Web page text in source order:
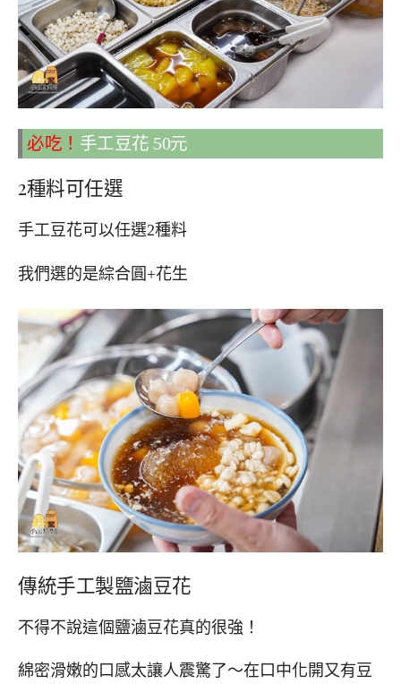
必吃！ 手工豆花 50元
2種料可任選
手工豆花可以任選2種料
我們選的是綜合圓+花生
傳統手工製鹽滷豆花
不得不說這個鹽滷豆花真的很強！
綿密滑嫩的口感太讓人震驚了～在口中化開又有豆